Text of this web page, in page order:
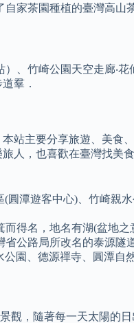
家茶園種植的臺灣高
、竹崎公園天空走廊‧
羣．
站主要分享旅遊、美食
人，也喜歡在臺灣找美
潭遊客中心)、竹崎親
得名，地名有湖(盆地之
公路局所改名的泰源隧
園、德源禪寺、圓潭自
，隨著每一天太陽的